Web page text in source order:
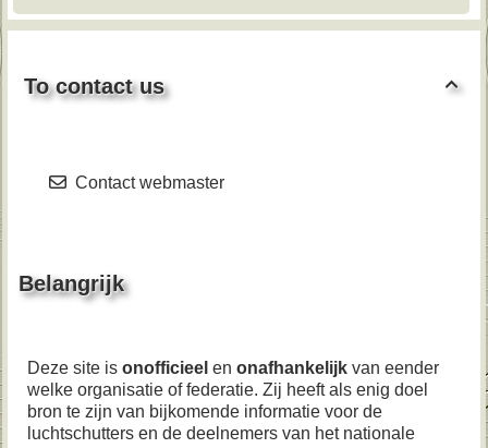

To contact us
Contact webmaster
Belangrijk
Deze site is onofficieel en onafhankelijk van eender
welke organisatie of federatie. Zij heeft als enig doel
bron te zijn van bijkomende informatie voor de
luchtschutters en de deelnemers van het nationale